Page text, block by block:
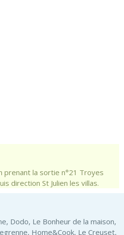
prenant la sortie n°21 Troyes
direction St Julien les villas.
Dodo, Le Bonheur de la maison,
Home&Cook, Le Creuset,